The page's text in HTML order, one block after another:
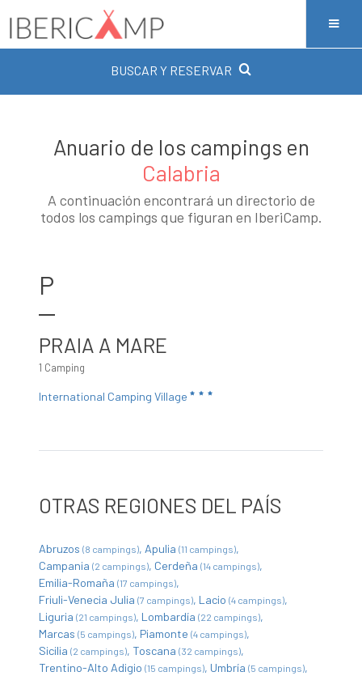
BUSCAR Y RESERVAR
Anuario de los campings en
Calabria
A continuación encontrará un directorio de
todos los campings que figuran en IberiCamp.
P
PRAIA A MARE
1 Camping
International Camping Village
OTRAS REGIONES DEL PAÍS
Abruzos (8 campings) Apulia (11 campings)
Campania (2 campings) Cerdeña (14 campings)
Emilia-Romaña (17 campings)
Friuli-Venecia Julia (7 campings) Lacio (4 campings)
Liguria (21 campings) Lombardía (22 campings)
Marcas (5 campings) Piamonte (4 campings)
Sicilia (2 campings) Toscana (32 campings)
Trentino-Alto Adigio (15 campings) Umbría (5 campings)